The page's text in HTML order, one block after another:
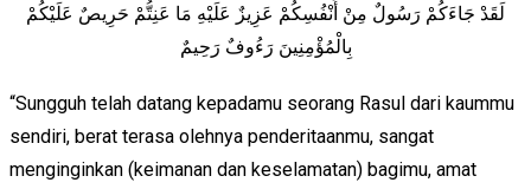
لَقَدْ جَاءَكُمْ رَسُولٌ مِنْ أَنْفُسِكُمْ عَزِيزٌ عَلَيْهِ مَا عَنِتُّمْ حَرِيصٌ عَلَيْكُمْ
بِالْمُؤْمِنِينَ رَءُوفٌ رَحِيمٌ
“Sungguh telah datang kepadamu seorang Rasul dari kaummu
sendiri, berat terasa olehnya penderitaanmu, sangat
menginginkan (keimanan dan keselamatan) bagimu, amat